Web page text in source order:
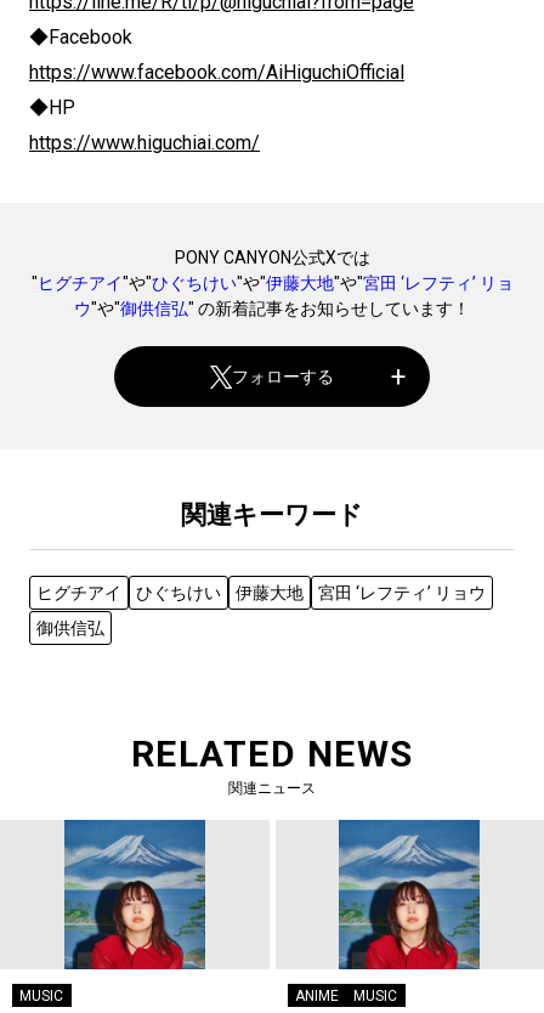
◆Facebook
https://www.facebook.com/AiHiguchiOfficial
◆HP
https://www.higuchiai.com/
PONY CANYON公式Xでは
"ヒグチアイ"や"ひぐちけい"や"伊藤大地"や"宮田 ‘レフティ’ リョ
ウ"や"御供信弘" の新着記事をお知らせしています！
フォローする
関連キーワード
ヒグチアイ ひぐちけい 伊藤大地
宮田 ‘レフティ’ リョウ
御供信弘
RELATED NEWS
関連ニュース
MUSIC ANIME MUSIC